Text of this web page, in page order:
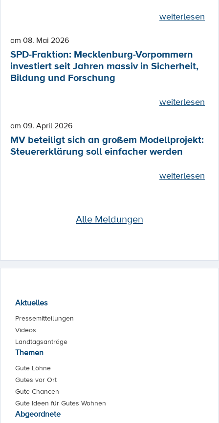
weiterlesen
am 08. Mai 2026
SPD-Fraktion: Mecklenburg-Vorpommern
investiert seit Jahren massiv in Sicherheit,
Bildung und Forschung
weiterlesen
am 09. April 2026
MV beteiligt sich an großem Modellprojekt:
Steuererklärung soll einfacher werden
weiterlesen
Alle Meldungen
Aktuelles
Pressemitteilungen
Videos
Landtagsanträge
Themen
Gute Löhne
Gutes vor Ort
Gute Chancen
Gute Ideen für Gutes Wohnen
Abgeordnete